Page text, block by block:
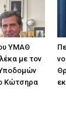
ΥΜΑΘ
με τον
Κώτσηρα